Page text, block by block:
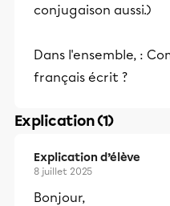
conjugaison aussi.)
Dans l'ensemble, :
français écrit ?
Explication (1)
Explication d’élève
8 juillet 2025
Bonjour,